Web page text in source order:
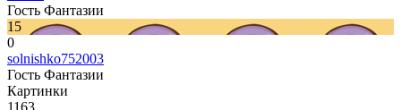
Гость Фантазии
15
0
solnishko752003
Гость Фантазии
Картинки
1163